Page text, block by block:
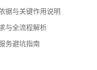
据与关键作用说明
与全流程解析
务避坑指南